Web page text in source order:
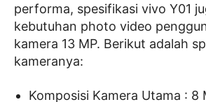
performa, spesifikasi vivo Y01
kebutuhan photo video
kamera 13 MP. Berikut adalah
kameranya:
Komposisi Kamera Utama : 8